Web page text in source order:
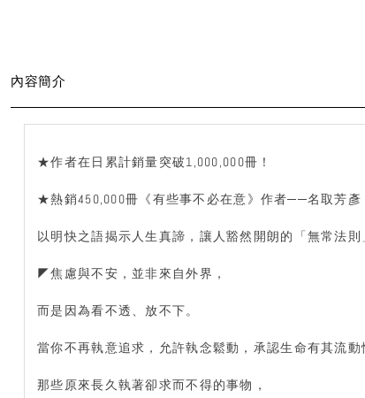
內容簡介
★作者在日累計銷量突破1,000,000冊！
★熱銷450,000冊《有些事不必在意》作者──名取芳彥
以明快之語揭示人生真諦，讓人豁然開朗的「無常法則
◤焦慮與不安，並非來自外界，
而是因為看不透、放不下。
當你不再執意追求，允許執念鬆動，承認生命有其流動
那些原來長久執著卻求而不得的事物，